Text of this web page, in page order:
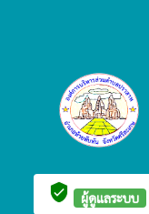
verified_user ผู้ดูแลระบบ